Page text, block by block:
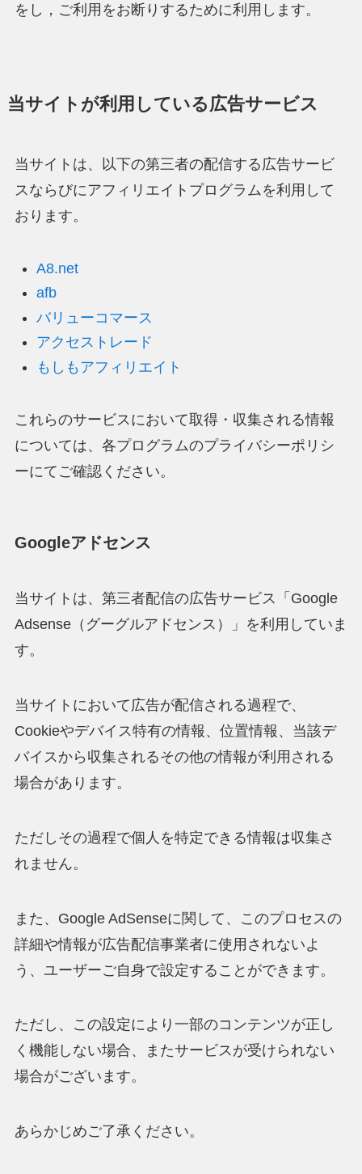
をし，ご利用をお断りするために利用します。
当サイトが利用している広告サービス
当サイトは、以下の第三者の配信する広告サービ
スならびにアフィリエイトプログラムを利用して
おります。
A8.net
afb
バリューコマース
アクセストレード
もしもアフィリエイト
これらのサービスにおいて取得・収集される情報
については、各プログラムのプライバシーポリシ
ーにてご確認ください。
Googleアドセンス
当サイトは、第三者配信の広告サービス「Google
Adsense（グーグルアドセンス）」を利用していま
す。
当サイトにおいて広告が配信される過程で、
Cookieやデバイス特有の情報、位置情報、当該デ
バイスから収集されるその他の情報が利用される
場合があります。
ただしその過程で個人を特定できる情報は収集さ
れません。
また、Google AdSenseに関して、このプロセスの
詳細や情報が広告配信事業者に使用されないよ
う、ユーザーご自身で設定することができます。
ただし、この設定により一部のコンテンツが正し
く機能しない場合、またサービスが受けられない
場合がございます。
あらかじめご了承ください。